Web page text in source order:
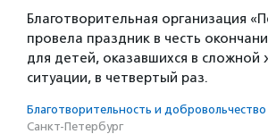
Благотворительная организация
провела праздник в честь
для детей, оказавшихся в сложной
ситуации, в четвертый раз.
Благотвори­тель­ность и доброволь­чест­во
Санкт-Петербург